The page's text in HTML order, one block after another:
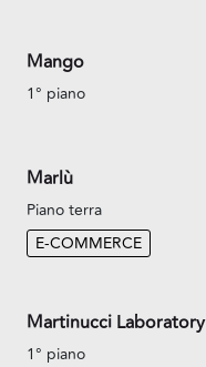
Mango
1° piano
Marlù
Piano terra
E-COMMERCE
Martinucci Laboratory
1° piano